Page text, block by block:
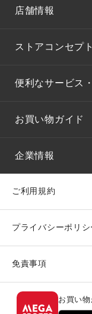
店舗情報
ストアコンセプト
便利なサービス
お買い物ガイド
企業情報
ご利用規約
プライバシーポリシ
免責事項
お買い